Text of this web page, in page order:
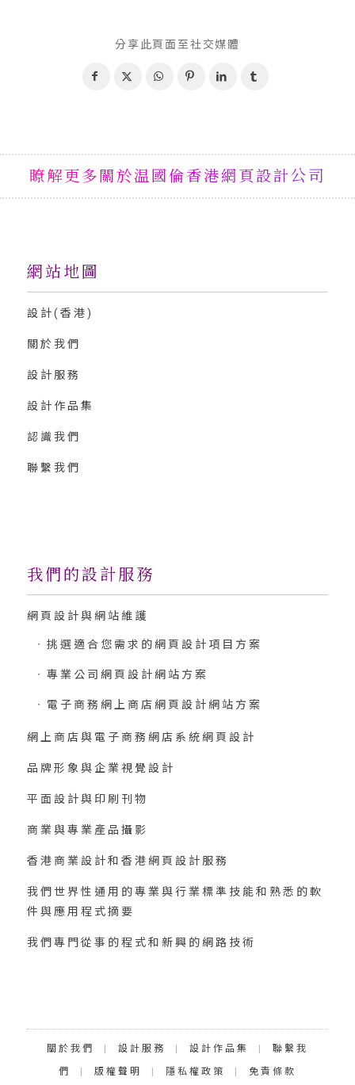
分享此頁面至社交媒體
瞭解更多關於温國倫香港網頁設計公司
網站地圖
設計(香港)
關於我們
設計服務
設計作品集
認識我們
聯繫我們
我們的設計服務
網頁設計與網站維護
挑選適合您需求的網頁設計項目方案
專業公司網頁設計網站方案
電子商務網上商店網頁設計網站方案
網上商店與電子商務網店系統網頁設計
品牌形象與企業視覺設計
平面設計與印刷刊物
商業與專業產品攝影
香港商業設計和香港網頁設計服務
我們世界性通用的專業與行業標準技能和熟悉的軟
件與應用程式摘要
我們專門從事的程式和新興的網路技術
Categories
關於我們 設計服務 設計作品集 聯繫我
們 版權聲明 隱私權政策 免責條款